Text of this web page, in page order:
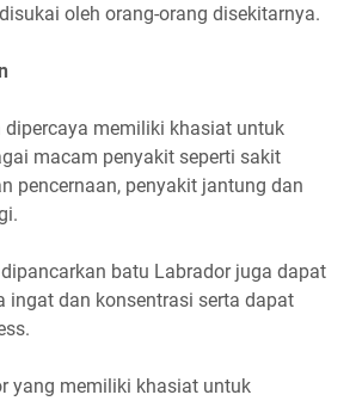
oleh orang-orang disekitarnya.
dipercaya memiliki khasiat untuk
macam penyakit seperti sakit
pencernaan, penyakit jantung dan
batu Labrador juga dapat
ingat dan konsentrasi serta dapat
yang memiliki khasiat untuk